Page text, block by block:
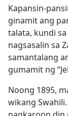
Kapansin-
ginamit ang
talata, kundi
nagsasalin sa
samantalang
gumamit ng
Noong 1895,
wikang